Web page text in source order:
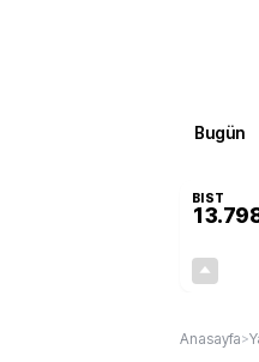
Bugün
BIST
Anasayfa>